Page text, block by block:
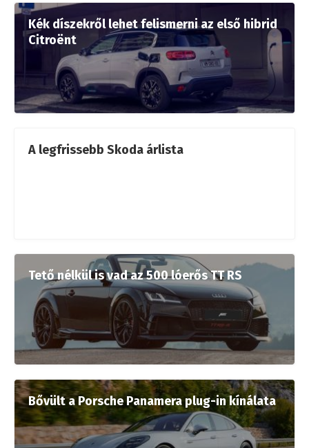
Kék díszekről lehet felismerni az első hibrid
Citroënt
A legfrissebb Skoda árlista
Tető nélkül is vad az 500 lóerős TT RS
Bővült a Porsche Panamera plug-in kínálata